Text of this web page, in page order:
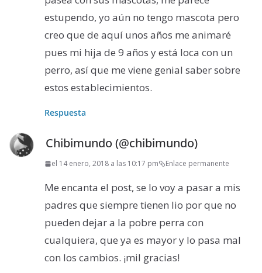
estupendo, yo aún no tengo mascota pero
creo que de aquí unos años me animaré
pues mi hija de 9 años y está loca con un
perro, así que me viene genial saber sobre
estos establecimientos.
Respuesta
Chibimundo (@chibimundo)
el 14 enero, 2018 a las 10:17 pm Enlace permanente
Me encanta el post, se lo voy a pasar a mis
padres que siempre tienen lio por que no
pueden dejar a la pobre perra con
cualquiera, que ya es mayor y lo pasa mal
con los cambios. ¡mil gracias!